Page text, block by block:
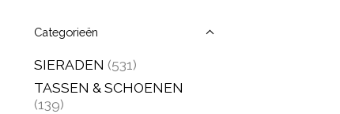
Categorieën
SIERADEN (531)
TASSEN & SCHOENEN
(139)